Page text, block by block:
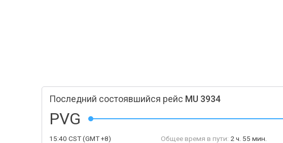
Последний состоявшийся рейс MU 3934
PVG
15:40 CST(GMT +8)
Общее время в пути: 2 ч. 55 мин.